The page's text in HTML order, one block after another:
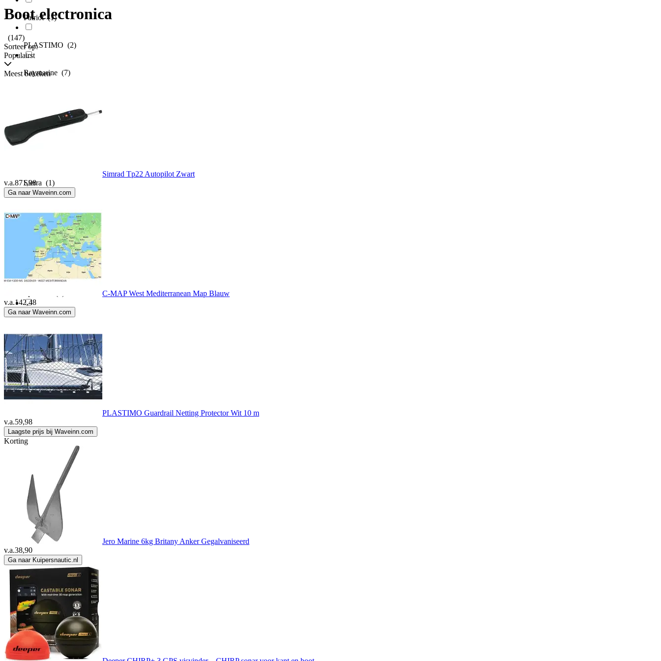
Patriot(1)
PLASTIMO (2)
Raymarine (7)
Sea-dog Line(2)
Sierra (1)
(5)
Solas(1)
Somfy (1)
Ultimate(2)
Ultraflex(1)
Westin(1)
Boot electronica
(147)
Sorteer op:
Populairst
Meest bekeken
Simrad Tp22 Autopilot Zwart
v.a.871,98
Ga naar Waveinn.com
C-MAP West Mediterranean Map Blauw
v.a.142,48
Ga naar Waveinn.com
PLASTIMO Guardrail Netting Protector Wit 10 m
v.a.59,98
Laagste prijs bij Waveinn.com
Korting
Jero Marine 6kg Britany Anker Gegalvaniseerd
v.a.38,90
Ga naar Kuipersnautic.nl